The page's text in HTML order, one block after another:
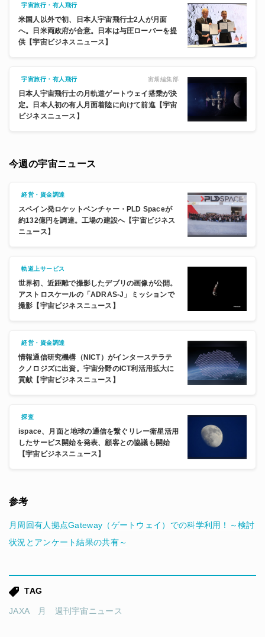
宇宙旅行・有人飛行
米国人以外で初、日本人宇宙飛行士2人が月面
へ。日米両政府が合意。日本は与圧ローバーを提
供【宇宙ビジネスニュース】
宇宙旅行・有人飛行 宙畑編集部
日本人宇宙飛行士の月軌道ゲートウェイ搭乗が決
定。日本人初の有人月面着陸に向けて前進【宇宙
ビジネスニュース】
今週の宇宙ニュース
経営・資金調達
スペイン発ロケットベンチャー・PLD Spaceが
約132億円を調達。工場の建設へ【宇宙ビジネス
ニュース】
軌道上サービス
世界初、近距離で撮影したデブリの画像が公開。
アストロスケールの「ADRAS-J」ミッションで
撮影【宇宙ビジネスニュース】
経営・資金調達
情報通信研究機構（NICT）がインターステラテ
クノロジズに出資。宇宙分野のICT利活用拡大に
貢献【宇宙ビジネスニュース】
探査
ispace、月面と地球の通信を繋ぐリレー衛星活用
したサービス開始を発表、顧客との協議も開始
【宇宙ビジネスニュース】
参考
月周回有人拠点Gateway（ゲートウェイ）での科学利用！～検討
状況とアンケート結果の共有～
TAG
JAXA 月 週刊宇宙ニュース